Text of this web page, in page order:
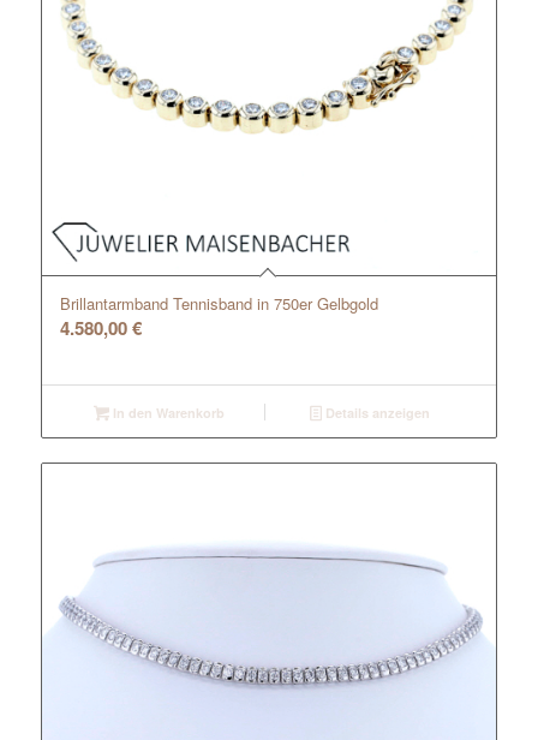
Brillantarmband Tennisband in 750er Gelbgold
4.580,00€
In den Warenkorb Details anzeigen